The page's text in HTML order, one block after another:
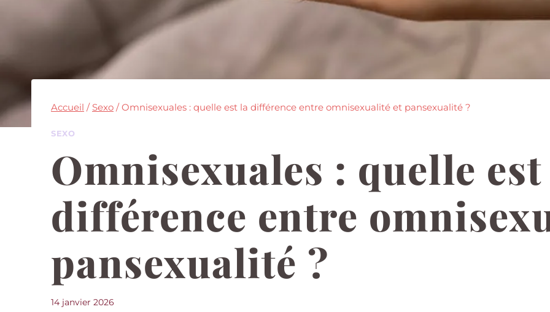
Accueil / Sexo / Omnisexuales : quelle est la différence entre omnisexualité et pansexualité ?
SEXO
Omnisexuales : quelle
différence entre
pansexualité ?
14 janvier 2026